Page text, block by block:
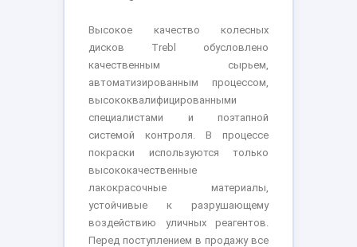
Высокое качество колесных
дисков Trebl обусловлено
качественным сырьем,
автоматизированным процессом,
высококвалифицированными
специалистами и поэтапной
системой контроля. В процессе
покраски используются только
высококачественные
лакокрасочные материалы,
устойчивые к разрушающему
воздействию уличных реагентов.
Перед поступлением в продажу все